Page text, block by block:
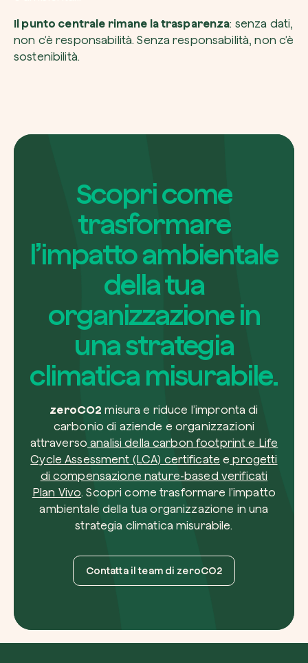
Il punto centrale rimane la trasparenza: senza dati,
non c’è responsabilità. Senza responsabilità, non c’è
sostenibilità.
Scopri come
trasformare
l’impatto ambientale
della tua
organizzazione in
una strategia
climatica misurabile.
zeroCO2 misura e riduce l’impronta di
carbonio di aziende e organizzazioni
attraverso analisi della carbon footprint e Life
Cycle Assessment (LCA) certificate e progetti
di compensazione nature-based verificati
Plan Vivo. Scopri come trasformare l’impatto
ambientale della tua organizzazione in una
strategia climatica misurabile.
Contatta il team di zeroCO2